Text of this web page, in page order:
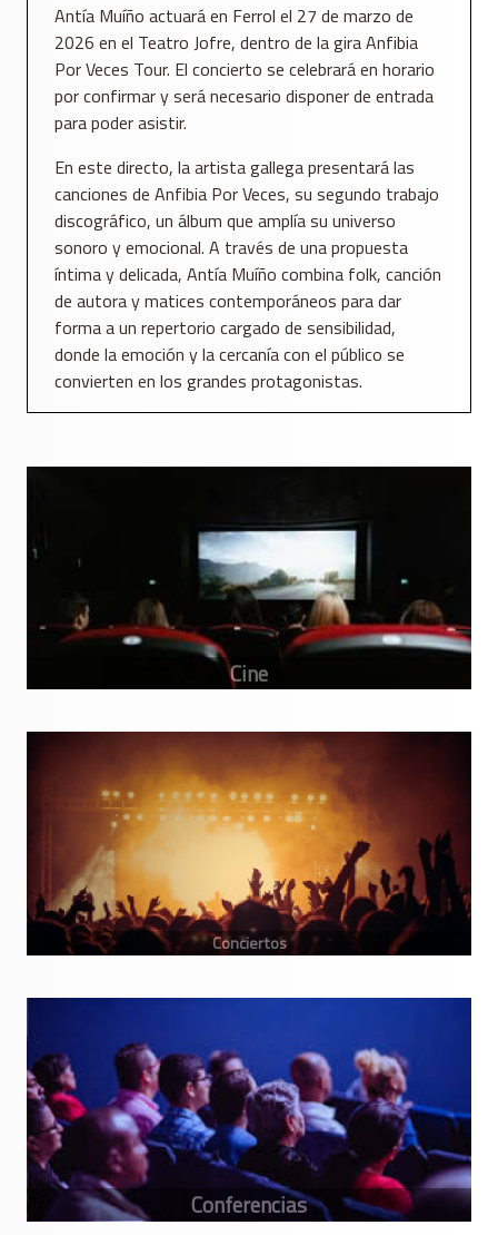
Antía Muíño actuará en Ferrol el 27 de marzo de
2026 en el Teatro Jofre, dentro de la gira Anfibia
Por Veces Tour. El concierto se celebrará en horario
por confirmar y será necesario disponer de entrada
para poder asistir.
En este directo, la artista gallega presentará las
canciones de Anfibia Por Veces, su segundo trabajo
discográfico, un álbum que amplía su universo
sonoro y emocional. A través de una propuesta
íntima y delicada, Antía Muíño combina folk, canción
de autora y matices contemporáneos para dar
forma a un repertorio cargado de sensibilidad,
donde la emoción y la cercanía con el público se
convierten en los grandes protagonistas.